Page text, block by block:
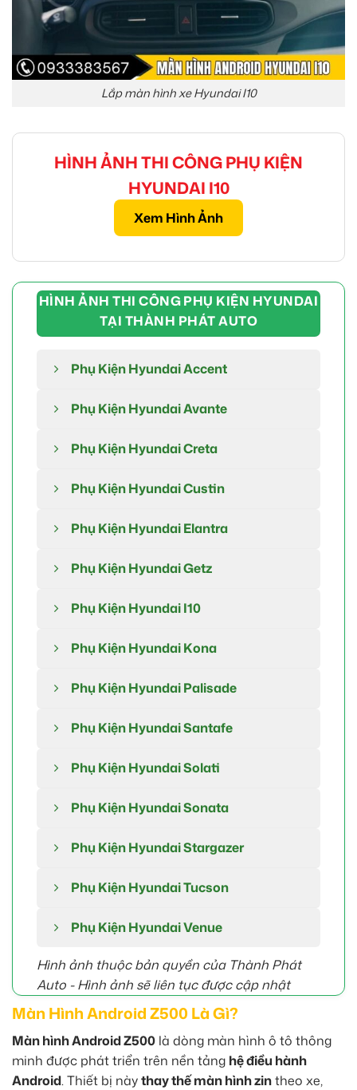
Lắp màn hình xe Hyundai I10
HÌNH ẢNH THI CÔNG PHỤ KIỆN
HYUNDAI I10
Xem Hình Ảnh
HÌNH ẢNH THI CÔNG PHỤ KIỆN HYUNDAI
TẠI THÀNH PHÁT AUTO
Phụ Kiện Hyundai Accent
Phụ Kiện Hyundai Avante
Phụ Kiện Hyundai Creta
Phụ Kiện Hyundai Custin
Phụ Kiện Hyundai Elantra
Phụ Kiện Hyundai Getz
Phụ Kiện Hyundai I10
Phụ Kiện Hyundai Kona
Phụ Kiện Hyundai Palisade
Phụ Kiện Hyundai Santafe
Phụ Kiện Hyundai Solati
Phụ Kiện Hyundai Sonata
Phụ Kiện Hyundai Stargazer
Phụ Kiện Hyundai Tucson
Phụ Kiện Hyundai Venue
Hình ảnh thuộc bản quyền của Thành Phát
Auto -Hình ảnh sẽ liên tục được cập nhật
Màn Hình Android Z500 Là Gì?
Màn hình Android Z500 là dòng màn hình ô tô thông
minh được phát triển trên nền tảng hệ điều hành
Android. Thiết bị nàythay thế màn hình zintheo xe,